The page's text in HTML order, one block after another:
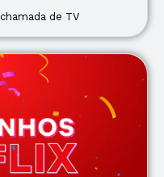
chamada de TV